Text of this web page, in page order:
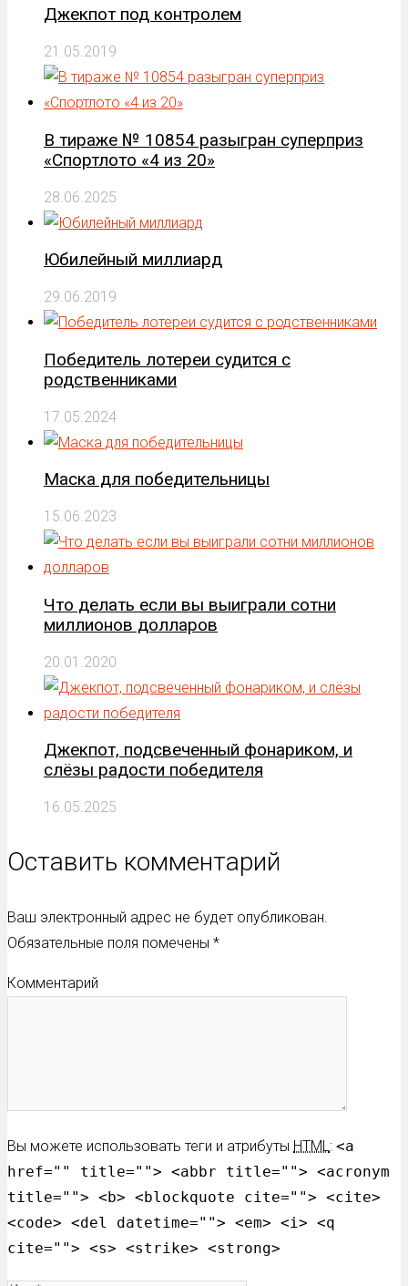
Джекпот под контролем
21.05.2019
В тираже № 10854 разыгран суперприз
«Спортлото «4 из 20»
28.06.2025
Юбилейный миллиард
29.06.2019
Победитель лотереи судится с
родственниками
17.05.2024
Маска для победительницы
15.06.2023
Что делать если вы выиграли сотни
миллионов долларов
20.01.2020
Джекпот, подсвеченный фонариком, и
слёзы радости победителя
16.05.2025
Оставить комментарий
Ваш электронный адрес не будет опубликован.
Обязательные поля помечены *
Комментарий
Вы можете использовать теги и атрибуты HTML: <a
href="" title=""> <abbr title=""> <acronym
title=""> <b> <blockquote cite=""> <cite>
<code> <del datetime=""> <em> <i> <q
cite=""> <s> <strike> <strong>